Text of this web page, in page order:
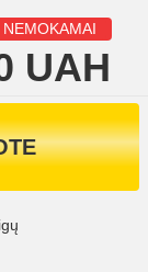
NEMOKAMAI
UAH